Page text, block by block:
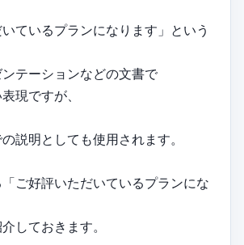
いているプランになります」という
テーションなどの文書で
現ですが、
説明としても使用されます。
ご好評いただいているプランにな
しておきます。